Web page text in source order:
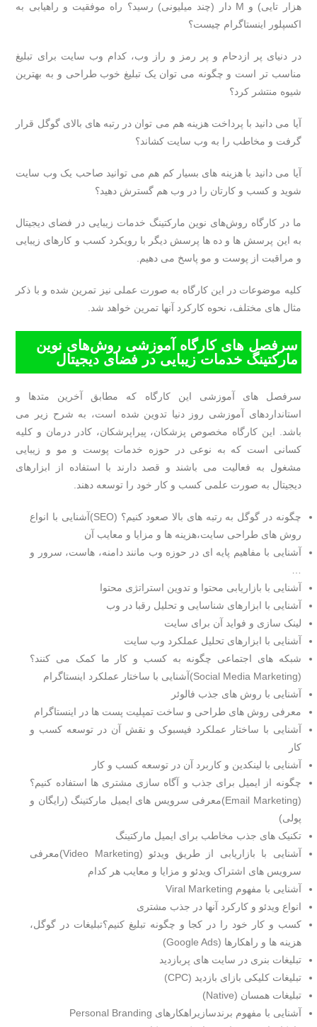
هزار تایی) و M دار (چند میلیونی) رسید؟ راه موفقیت و راهیابی به
اکسپلور اینستاگرام چیست؟
در دنیای پر ازدحام و پر رمز و راز وب، کدام وب سایت برای تبلیغ
مناسب تر است و چگونه می توان یک تبلیغ خوب طراحی و به بهترین
شیوه منتشر کرد؟
آیا می دانید با پرداخت هزینه هم می توان در رتبه های بالای گوگل قرار
گرفت و مخاطب را به وب سایت کشاند؟
آیا می دانید با هزینه های بسیار کم هم می توانید صاحب یک وب سایت
شوید و کسب و کارتان را در وب هم گسترش دهید؟
ما در کارگاه روش‌های نوین مارکتینگ خدمات زیبایی در فضای دیجیتال
به این پرسش ها و ده ها پرسش دیگر با رویکرد کسب و کارهای زیبایی
و مراقبت از پوست و مو پاسخ می دهیم.
کلیه موضوعات در این کارگاه به صورت عملی نیز تمرین شده و با ذکر
مثال های مختلف، نحوه کارکرد آنها تمرین خواهد شد.
سرفصل های کارگاه آموزشی روش‌های نوین
مارکتینگ خدمات زیبایی در فضای دیجیتال
سرفصل های آموزشی این کارگاه که مطابق آخرین متدها و
استانداردهای آموزشی روز دنیا تدوین شده است، به شرح زیر می
باشد. این کارگاه مخصوص پزشکان، پیراپرشکان، کادر درمان و کلیه
کسانی است که به نوعی در حوزه خدمات پوست و مو و زیبایی
مشغول به فعالیت می باشند و قصد دارند با استفاده از ابزارهای
دیجیتال به صورت علمی کسب و کار خود را توسعه دهند.
چگونه در گوگل به رتبه های بالا صعود کنیم؟ (SEO)آشنایی با انواع
روش های طراحی سایت،هزینه ها و مزایا و معایب آن
آشنایی با مفاهیم پایه ای در حوزه وب مانند دامنه، هاست، سرور و
آشنایی با بازاریابی محتوا و تدوین استراتژی محتوا
آشنایی با ابزارهای شناسایی و تحلیل رقبا در وب
لینک سازی و فواید آن برای سایت
آشنایی با ابزارهای تحلیل عملکرد وب سایت
شبکه های اجتماعی چگونه به کسب و کار ما کمک می کنند؟
(Social Media Marketing)آشنایی با ساختار عملکرد اینستاگرام
آشنایی با روش های جذب فالوئر
معرفی روش های طراحی و ساخت تمپلیت پست ها در اینستاگرام
آشنایی با ساختار عملکرد فیسبوک و نقش آن در توسعه کسب و
کار
آشنایی با لینکدین و کاربرد آن در توسعه کسب و کار
چگونه از ایمیل برای جذب و آگاه سازی مشتری ها استفاده کنیم؟
(Email Marketing)معرفی سرویس های ایمیل مارکتینگ (رایگان و
پولی)
تکنیک های جذب مخاطب برای ایمیل مارکتینگ
آشنایی با بازاریابی از طریق ویدئو (Video Marketing)معرفی
سرویس های اشتراک ویدئو و مزایا و معایب هر کدام
آشنایی با مفهوم Viral Marketing
انواع ویدئو و کارکرد آنها در جذب مشتری
کسب و کار خود را در کجا و چگونه تبلیغ کنیم؟تبلیغات در گوگل،
هزینه ها و راهکارها (Google Ads)
تبلیغات بنری در سایت های پربازدید
تبلیغات کلیکی بازای بازدید (CPC)
تبلیغات همسان (Native)
آشنایی با مفهوم برندسازیراهکارهای Personal Branding